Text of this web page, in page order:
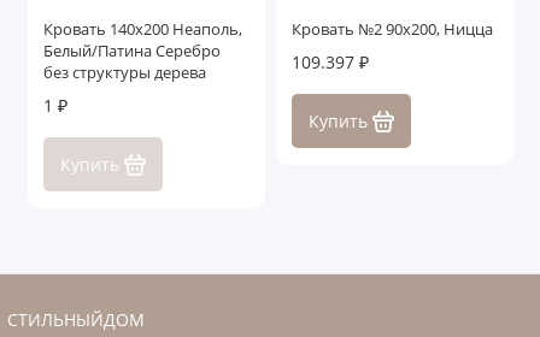
Кровать 140x200 Неаполь,
Белый/Патина Серебро
без структуры дерева
1 ₽
Купить
Кровать №2 90x200, Ницца
109.397 ₽
Купить
СТИЛЬНЫЙДОМ